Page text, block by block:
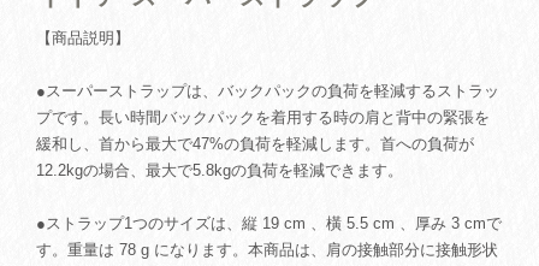
【商品説明】
●スーパーストラップは、バックパックの負荷を軽減するストラッ
プです。長い時間バックパックを着用する時の肩と背中の緊張を
緩和し、首から最大で47%の負荷を軽減します。首への負荷が
12.2kgの場合、最大で5.8kgの負荷を軽減できます。
●ストラップ1つのサイズは、縦 19 cm 、橫 5.5 cm 、厚み 3 cmで
す。重量は 78 g になります。本商品は、肩の接触部分に接触形状